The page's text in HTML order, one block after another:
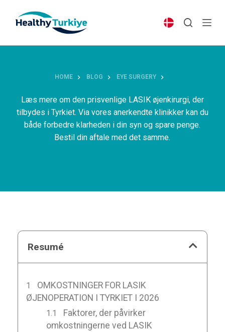
p
HOME BLOG EYE SURGERY
Læs mere om den prisvenlige LASIK øjenkirurgi, der
tilbydes i Tyrkiet. Via vores anerkendte klinikker kan du
både forbedre klarheden i din syn og spare penge.
Bestil din aftale med det samme.
Resumé
OMKOSTNINGER FOR LASIK
ØJENOPERATION I TYRKIET I 2026
Faktorer, der påvirker
omkostningerne ved LASIK